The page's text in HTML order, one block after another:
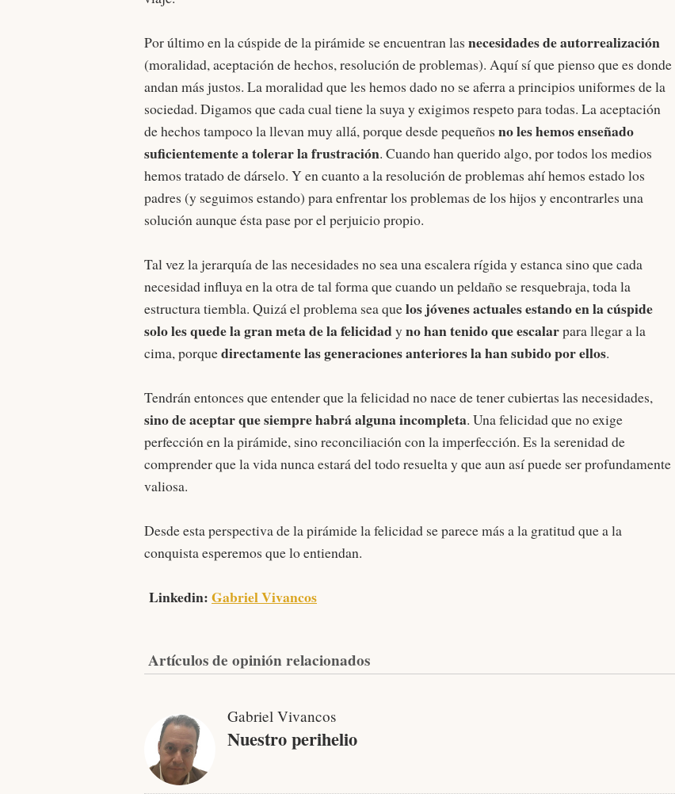
Por último en la cúspide de la pirámide se encuentran las necesidades de autorrealización
(moralidad, aceptación de hechos, resolución de problemas). Aquí sí que pienso que es donde
andan más justos. La moralidad que les hemos dado no se aferra a principios uniformes de la
sociedad. Digamos que cada cual tiene la suya y exigimos respeto para todas. La aceptación
de hechos tampoco la llevan muy allá, porque desde pequeños no les hemos enseñado
suficientemente a tolerar la frustración. Cuando han querido algo, por todos los medios
hemos tratado de dárselo. Y en cuanto a la resolución de problemas ahí hemos estado los
padres (y seguimos estando) para enfrentar los problemas de los hijos y encontrarles una
solución aunque ésta pase por el perjuicio propio.
Tal vez la jerarquía de las necesidades no sea una escalera rígida y estanca sino que cada
necesidad influya en la otra de tal forma que cuando un peldaño se resquebraja, toda la
estructura tiembla. Quizá el problema sea quelos jóvenes actuales estando en la cúspide
solo les quede la gran meta de la felicidadyno han tenido que escalarpara llegar a la
cima, porquedirectamente las generaciones anteriores la han subido por ellos.
Tendrán entonces que entender que la felicidad no nace de tener cubiertas las necesidades,
sino de aceptar que siempre habrá alguna incompleta. Una felicidad que no exige
perfección en la pirámide, sino reconciliación con la imperfección. Es la serenidad de
comprender que la vida nunca estará del todo resuelta y que aun así puede ser profundamente
valiosa.
Desde esta perspectiva de la pirámide la felicidad se parece más a la gratitud que a la
conquista esperemos que lo entiendan.
Linkedin:Gabriel Vivancos
Artículos de opinión relacionados
Gabriel Vivancos
Nuestro perihelio